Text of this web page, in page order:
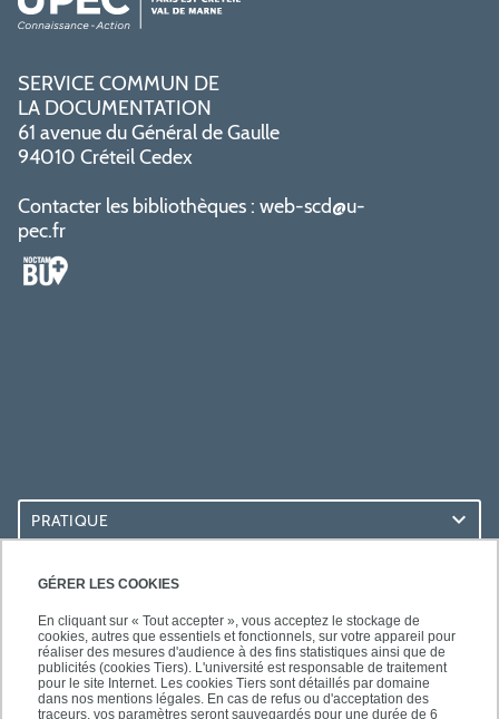
GÉRER LES COOKIES
En cliquant sur « Tout accepter », vous acceptez le stockage de
cookies, autres que essentiels et fonctionnels, sur votre appareil pour
réaliser des mesures d'audience à des fins statistiques ainsi que de
publicités (cookies Tiers). L'université est responsable de traitement
pour le site Internet. Les cookies Tiers sont détaillés par domaine
dans nos mentions légales. En cas de refus ou d'acceptation des
traceurs, vos paramètres seront sauvegardés pour une durée de 6
SERVICE COMMUN DE
LA DOCUMENTATION
61 avenue du Général de Gaulle
94010 Créteil Cedex
Contacter les bibliothèques : web-scd@u-
pec.fr
PRATIQUE
ACCÈS RAPIDES
LES BU SUR...